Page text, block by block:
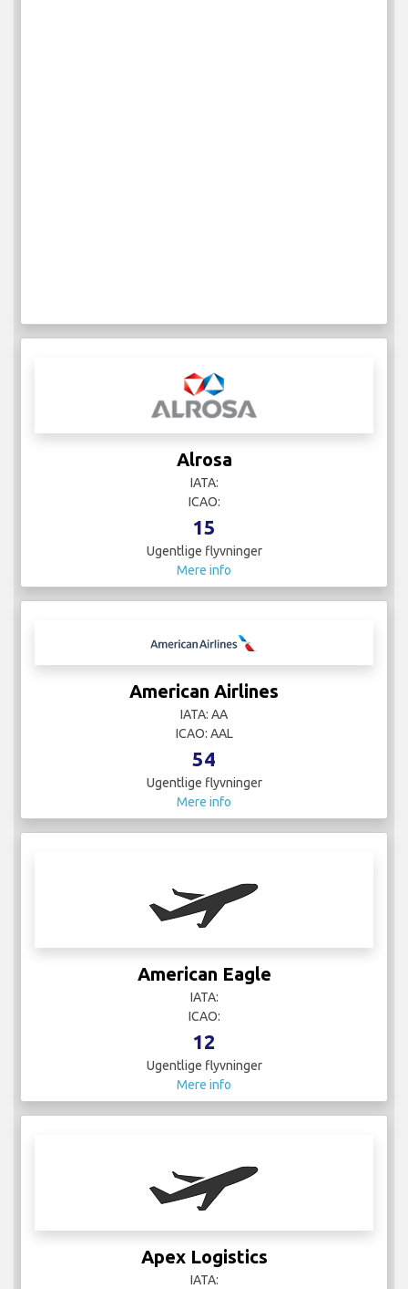
Alrosa
IATA:
ICAO:
15
Ugentlige flyvninger
Mere info
American Airlines
IATA: AA
ICAO: AAL
54
Ugentlige flyvninger
Mere info
American Eagle
IATA:
ICAO:
12
Ugentlige flyvninger
Mere info
Apex Logistics
IATA: